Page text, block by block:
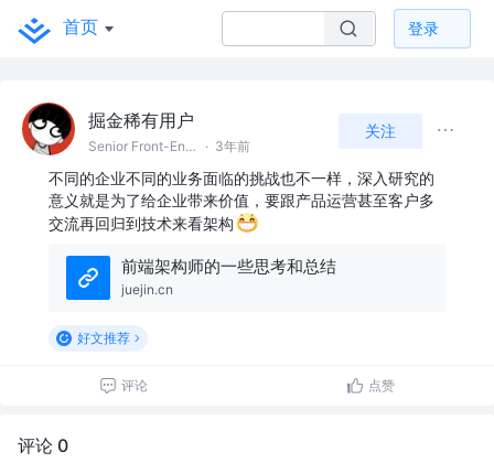
首页 登录
掘金稀有用户
Senior Front-End Developer @Shenzhen · 3年前
关注
不同的企业不同的业务面临的挑战也不一样，深入研究的
意义就是为了给企业带来价值，要跟产品运营甚至客户多
交流再回归到技术来看架构
前端架构师的一些思考和总结
juejin.cn
好文推荐
评论 点赞
评论 0